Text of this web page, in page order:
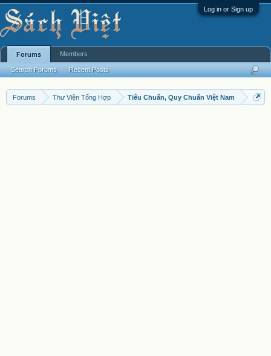
Log in or Sign up
Forums Thư Viện Tổng Hợp Tiêu Chuẩn, Quy Chuẩn Việt Nam
Forums
Search Forums Recent Posts
Members